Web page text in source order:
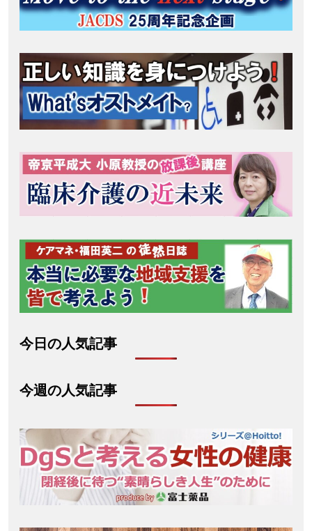
今日の人気記事
今週の人気記事